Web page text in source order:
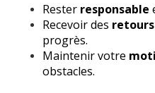
Rester responsable
Recevoir des
progrès.
Maintenir votre
obstacles.